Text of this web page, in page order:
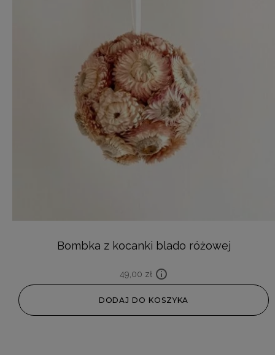
Bombka z kocanki blado różowej
49,00 zł
DODAJ DO KOSZYKA